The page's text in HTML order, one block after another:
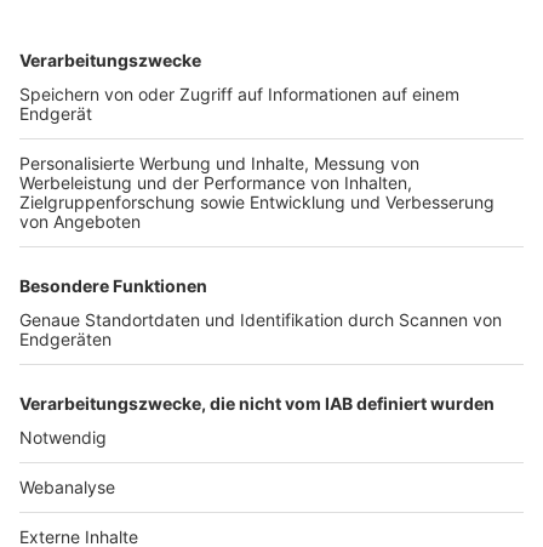
TOP-VEREINE
TOP-PARTNER
Nutzungsbedingungen Datenschutz Impressum